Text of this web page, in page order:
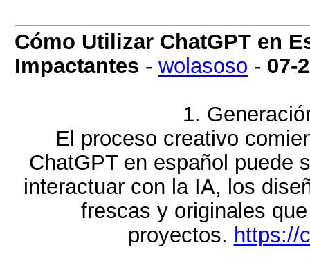
Cómo Utilizar ChatGPT en
Impactantes - wolasoso - 07-
1.
El proceso creativo
ChatGPT en español puede
interactuar con la IA, los
frescas y originales
proyectos. https://